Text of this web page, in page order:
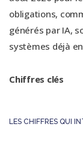
obligations,
générés par IA,
systèmes déjà
Chiffres clés
LES CHIFFRES QUI